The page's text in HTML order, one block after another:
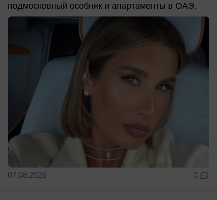
подмосковный особняк и апартаменты в ОАЭ.
07.08.2026 0